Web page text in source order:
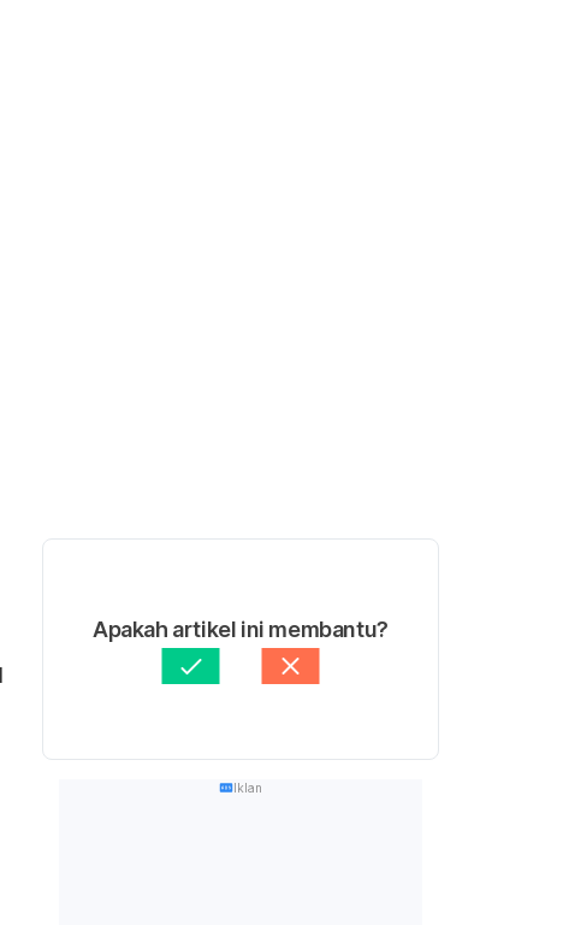
Apakah artikel ini membantu?
Iklan